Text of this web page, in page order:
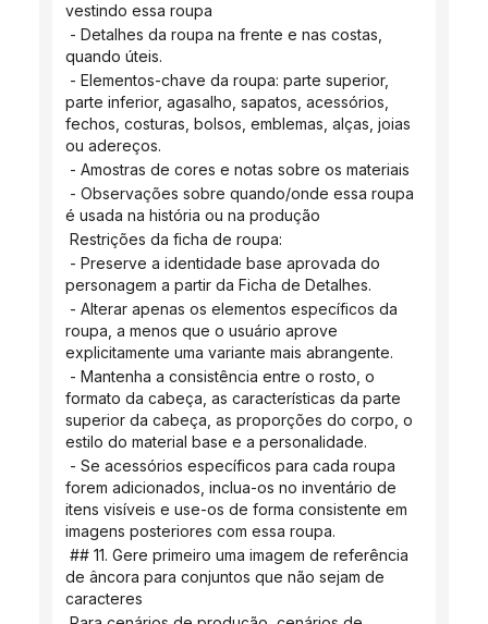
vestindo essa roupa
quando úteis.
parte inferior, agasalho, sapatos, acessórios,
fechos, costuras, bolsos, emblemas, alças, joias
ou adereços.
- Amostras de cores e notas sobre os materiais
é usada na história ou na produção
Restrições da ficha de roupa:
personagem a partir da Ficha de Detalhes.
roupa, a menos que o usuário aprove
explicitamente uma variante mais abrangente.
formato da cabeça, as características da parte
superior da cabeça, as proporções do corpo, o
estilo do material base e a personalidade.
forem adicionados, inclua-os no inventário de
itens visíveis e use-os de forma consistente em
imagens posteriores com essa roupa.
de âncora para conjuntos que não sejam de
caracteres